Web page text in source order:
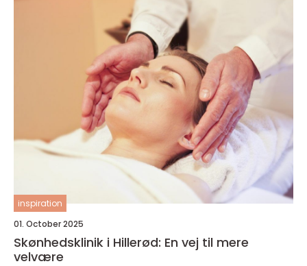
inspiration
01. October 2025
Skønhedsklinik i Hillerød: En vej til mere
velvære